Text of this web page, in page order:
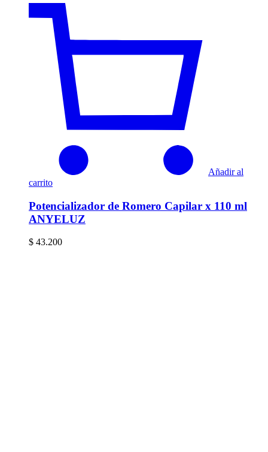
Añadir al
carrito
Potencializador de Romero Capilar x 110 ml
ANYELUZ
$ 43.200